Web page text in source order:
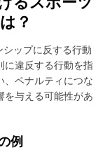
？
ップに反する行動
に違反する行動を指
、ペナルティにつな
を与える可能性があ
例